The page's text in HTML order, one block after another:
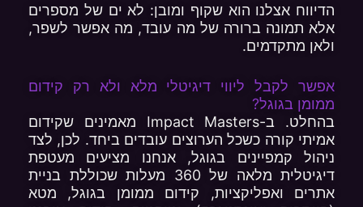
הדיווח אצלנו הוא שקוף ומובן: לא ים של מספרים
אלא תמונה ברורה של מה עובד, מה אפשר לשפר,
ולאן מתקדמים.
אפשר לקבל ליווי דיגיטלי מלא ולא רק קידום
ממומן בגוגל?
בהחלט. ב-Impact Masters מאמינים שקידום
אמיתי קורה כשכל הערוצים עובדים ביחד. לכן, לצד
ניהול קמפיינים בגוגל, אנחנו מציעים מעטפת
דיגיטלית מלאה של 360 מעלות שכוללת בניית
אתרים ואפליקציות, קידום ממומן בגוגל, מטא